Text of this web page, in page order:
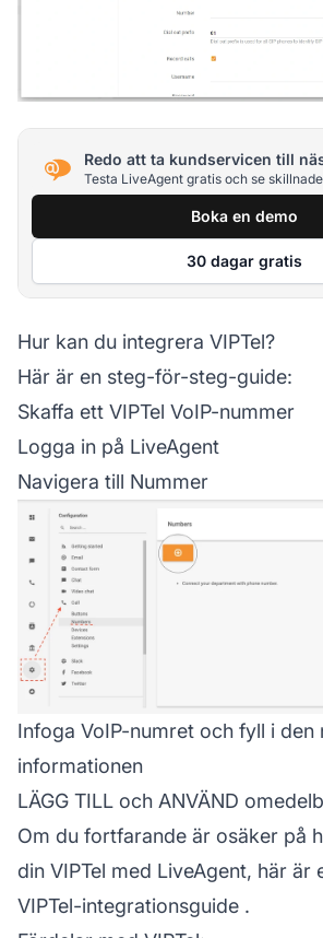
Redo att ta kundservicen till
Testa LiveAgent gratis och se
Boka en demo
30 dagar gratis
Hur kan du integrera VIPTel?
Här är en steg-för-steg-guide:
Skaffa ett VIPTel VoIP-nummer
Logga in på LiveAgent
Navigera till Nummer
Infoga VoIP-numret och fyll i den
informationen
LÄGG TILL och ANVÄND
Om du fortfarande är osäker på
din VIPTel med LiveAgent, här är
VIPTel-integrationsguide .